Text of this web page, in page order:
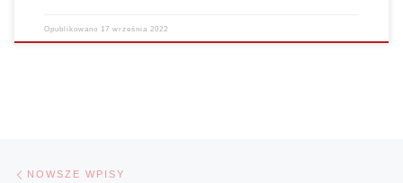
Opublikowano 17 września 2022
Nawigacja po wpisach
NOWSZE WPISY